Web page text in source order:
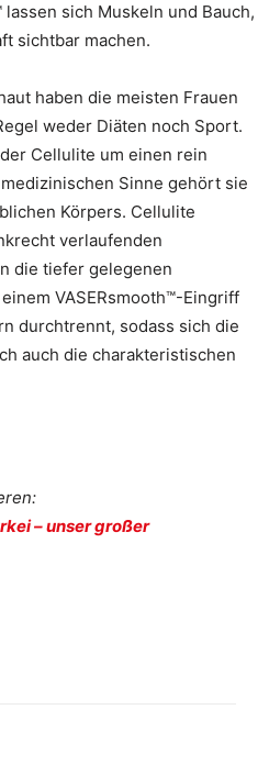
sich Muskeln und Bauch,
sichtbar machen.
haben die meisten Frauen
weder Diäten noch Sport.
Cellulite um einen rein
Sinne gehört sie
Körpers. Cellulite
verlaufenden
die tiefer gelegenen
VASERsmooth™-Eingriff
durchtrennt, sodass sich die
auch die charakteristischen
– unser großer